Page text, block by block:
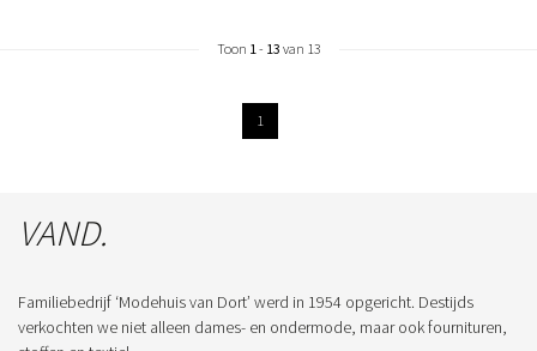
Toon 1- 13 van 13
1
VAND.
Familiebedrijf ‘Modehuis van Dort’ werd in 1954 opgericht. Destijds
verkochten we niet alleen dames- en ondermode, maar ook fournituren,